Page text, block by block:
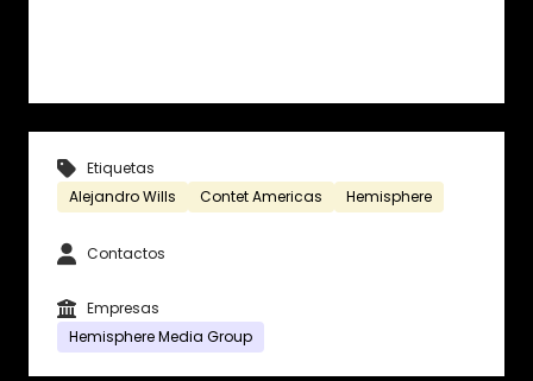
Etiquetas
Alejandro Wills
Contet Americas Hemisphere
Contactos
Empresas
Hemisphere Media Group